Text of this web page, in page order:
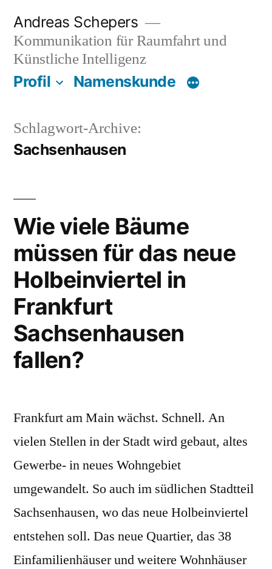
Inhalt
springen
Andreas Schepers
Kommunikation für Raumfahrt und
Künstliche Intelligenz
Profil Namenskunde
Schlagwort-Archive:
Sachsenhausen
Wie viele Bäume
müssen für das neue
Holbeinviertel in
Frankfurt
Sachsenhausen
fallen?
Frankfurt am Main wächst. Schnell. An
vielen Stellen in der Stadt wird gebaut, altes
Gewerbe- in neues Wohngebiet
umgewandelt. So auch im südlichen Stadtteil
Sachsenhausen, wo das neue Holbeinviertel
entstehen soll. Das neue Quartier, das 38
Einfamilienhäuser und weitere Wohnhäuser